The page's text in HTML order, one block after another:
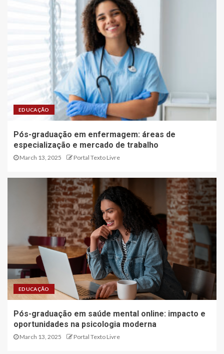
EDUCAÇÃO
Pós-graduação em enfermagem: áreas de
especialização e mercado de trabalho
March 13, 2025 Portal Texto Livre
EDUCAÇÃO
Pós-graduação em saúde mental online: impacto e
oportunidades na psicologia moderna
March 13, 2025 Portal Texto Livre